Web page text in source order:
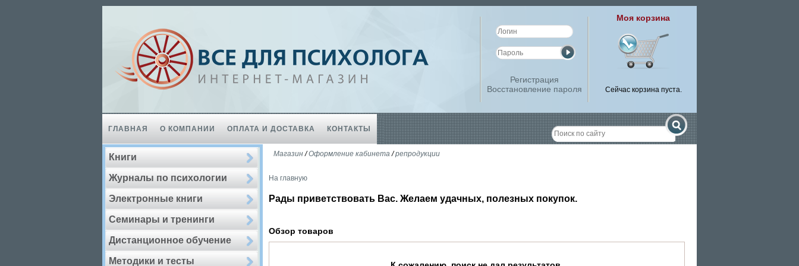
Регистрация
Восстановление пароля
Моя корзина
Сейчас корзина пуста.
ГЛАВНАЯ О КОМПАНИИ ОПЛАТА И ДОСТАВКА КОНТАКТЫ
Книги
Журналы по психологии
Электронные книги
Семинары и тренинги
Дистанционное обучение
Методики и тесты
Магазин/Оформление кабинета/репродукции
На главную
Рады приветствовать Вас. Желаем удачных, полезных покупок.
Обзор товаров